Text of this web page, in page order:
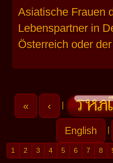
Asiatische Frauen
Lebenspartner in
Österreich oder
« ‹
English
1 2 3 4 5 6 7 8